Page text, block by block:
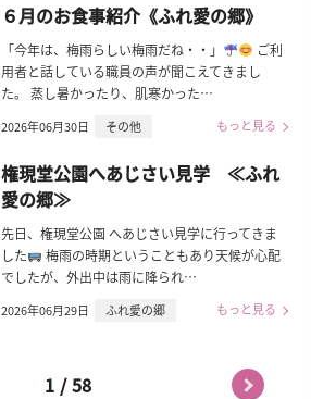
６月のお食事紹介《ふれ愛の郷》
「今年は、梅雨らしい梅雨だね・・」
ご利
用者と話している職員の声が聞こえてきまし
た。 蒸し暑かったり、肌寒かった…
2026年06月30日 その他 もっと見る
権現堂公園へあじさい見学 ≪ふれ
愛の郷≫
先日、権現堂公園 へあじさい見学に行ってきま
した
梅雨の時期ということもあり天候が心配
でしたが、外出中は雨に降られ…
2026年06月29日 ふれ愛の郷 もっと見る
1 / 58